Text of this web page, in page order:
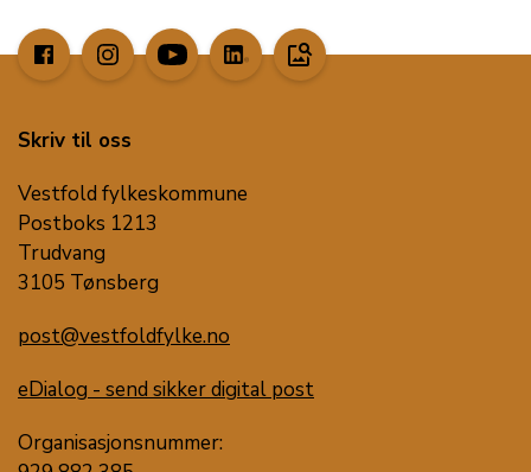
image_search
Skriv til oss
Vestfold fylkeskommune
Postboks 1213
Trudvang
3105 Tønsberg
post@vestfoldfylke.no
eDialog - send sikker digital post
Organisasjonsnummer: